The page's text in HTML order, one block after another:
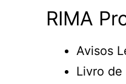
RIMA
Avisos
Livro de